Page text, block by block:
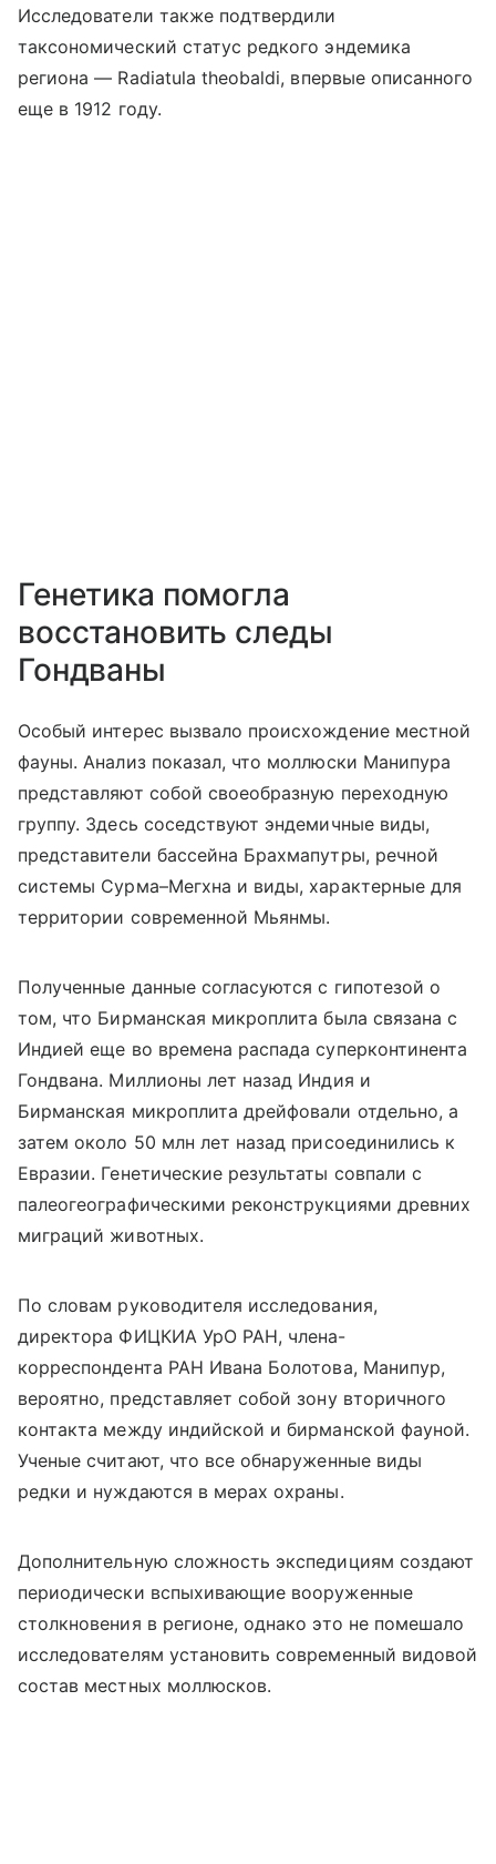
Исследователи также подтвердили
таксономический статус редкого эндемика
региона — Radiatula theobaldi, впервые описанного
еще в 1912 году.
Генетика помогла
восстановить следы
Гондваны
Особый интерес вызвало происхождение местной
фауны. Анализ показал, что моллюски Манипура
представляют собой своеобразную переходную
группу. Здесь соседствуют эндемичные виды,
представители бассейна Брахмапутры, речной
системы Сурма–Мегхна и виды, характерные для
территории современной Мьянмы.
Полученные данные согласуются с гипотезой о
том, что Бирманская микроплита была связана с
Индией еще во времена распада суперконтинента
Гондвана. Миллионы лет назад Индия и
Бирманская микроплита дрейфовали отдельно, а
затем около 50 млн лет назад присоединились к
Евразии. Генетические результаты совпали с
палеогеографическими реконструкциями древних
миграций животных.
По словам руководителя исследования,
директора ФИЦКИА УрО РАН, члена-
корреспондента РАН Ивана Болотова, Манипур,
вероятно, представляет собой зону вторичного
контакта между индийской и бирманской фауной.
Ученые считают, что все обнаруженные виды
редки и нуждаются в мерах охраны.
Дополнительную сложность экспедициям создают
периодически вспыхивающие вооруженные
столкновения в регионе, однако это не помешало
исследователям установить современный видовой
состав местных моллюсков.